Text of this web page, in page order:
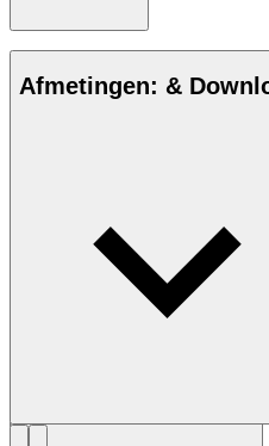
De Deense meubelontwerper
gezien als een van de meest
ontwerpers aller tijden, bekend
inzicht in vakmanschap en
ontwerpen. Wegner ontwierp
Afmetingen: &